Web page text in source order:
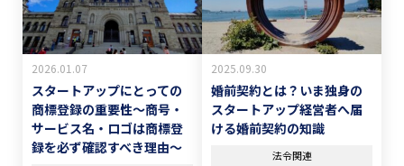
2026.01.07
スタートアップにとっての
商標登録の重要性～商号・
サービス名・ロゴは商標登
録を必ず確認すべき理由～
2025.09.30
婚前契約とは？いま独身の
スタートアップ経営者へ届
ける婚前契約の知識
法令関連